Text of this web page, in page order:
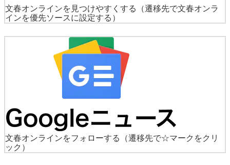
文春オンラインを見つけやすくする
（遷移先で文春オンラ
インを優先ソースに設定する）
文春オンラインをフォローする
（遷移先で☆マークをクリ
ック）